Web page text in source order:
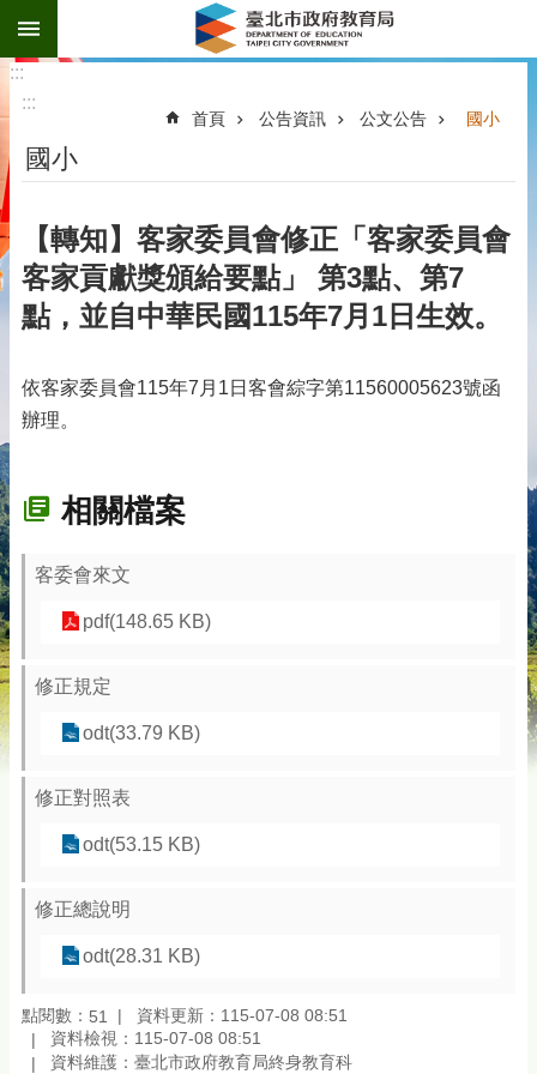
跳到主要內容區塊
:::
:::
首頁 公告資訊 公文公告 國小
國小
【轉知】客家委員會修正「客家委員會
客家貢獻獎頒給要點」 第3點、第7
點，並自中華民國115年7月1日生效。
依客家委員會115年7月1日客會綜字第11560005623號函
辦理。
相關檔案
客委會來文
pdf(148.65 KB)
修正規定
odt(33.79 KB)
修正對照表
odt(53.15 KB)
修正總說明
odt(28.31 KB)
點閱數： 51
資料更新：115-07-08 08:51
資料檢視：115-07-08 08:51
資料維護：臺北市政府教育局終身教育科